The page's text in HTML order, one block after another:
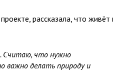
рассказала, что живёт
Считаю, что нужно
важно делать природу и